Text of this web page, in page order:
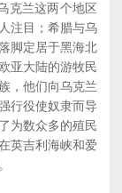
兰这两个地区
注目；希腊与乌
脚定居于黑海北
亚大陆的游牧民
，他们向乌克兰
行役使奴隶而导
为数众多的殖民
英吉利海峡和爱